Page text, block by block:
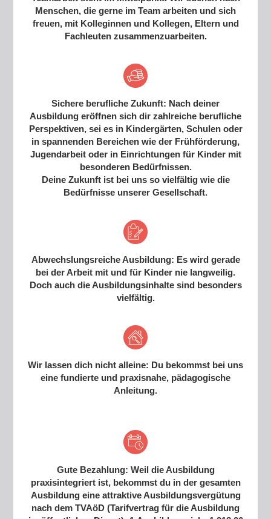
Menschen, die gerne im Team arbeiten und sich
freuen, mit Kolleginnen und Kollegen, Eltern und
Fachleuten zusammenzuarbeiten.
Sichere berufliche Zukunft: Nach deiner
Ausbildung eröffnen sich dir zahlreiche berufliche
Perspektiven, sei es in Kindergärten, Schulen oder
in spannenden Bereichen wie der Frühförderung,
Jugendarbeit oder in Einrichtungen für Kinder mit
besonderen Bedürfnissen.
Deine Zukunft ist bei uns so vielfältig wie die
Bedürfnisse unserer Gesellschaft.
Abwechslungsreiche Ausbildung: Es wird gerade
bei der Arbeit mit und für Kinder nie langweilig.
Doch auch die Ausbildungsinhalte sind besonders
vielfältig.
Wir lassen dich nicht alleine: Du bekommst bei uns
eine fundierte und praxisnahe, pädagogische
Anleitung.
Gute Bezahlung: Weil die Ausbildung
praxisintegriert ist, bekommst du in der gesamten
Ausbildung eine attraktive Ausbildungsvergütung
nach dem TVAöD (Tarifvertrag für die Ausbildung